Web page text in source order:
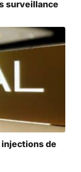
surveillance
injections de